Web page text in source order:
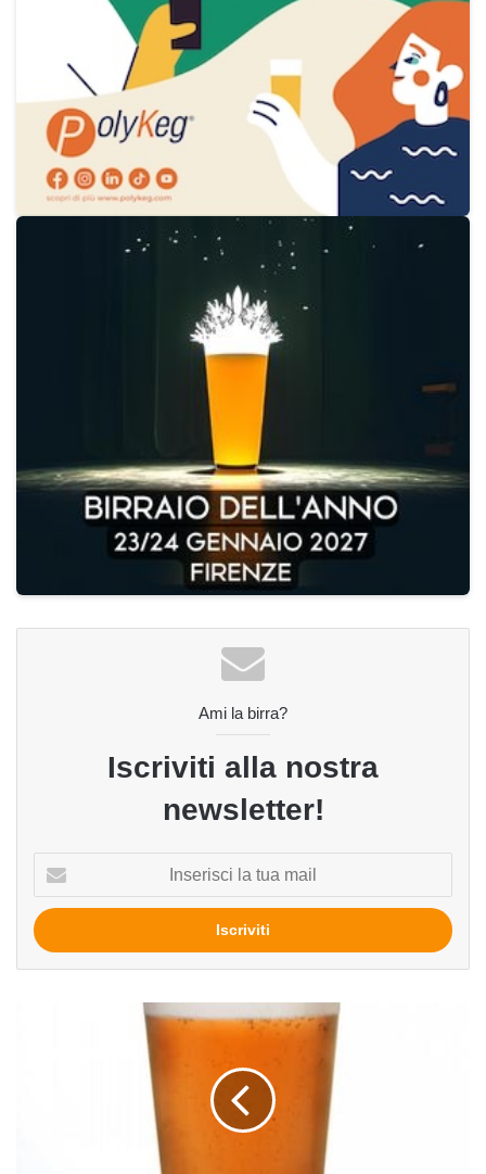
Ami la birra?
Iscriviti alla nostra
newsletter!
tua
mail